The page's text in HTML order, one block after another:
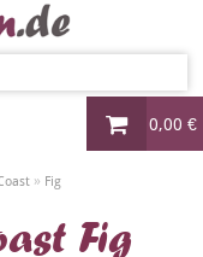
0,00 €
» Fig
Fig